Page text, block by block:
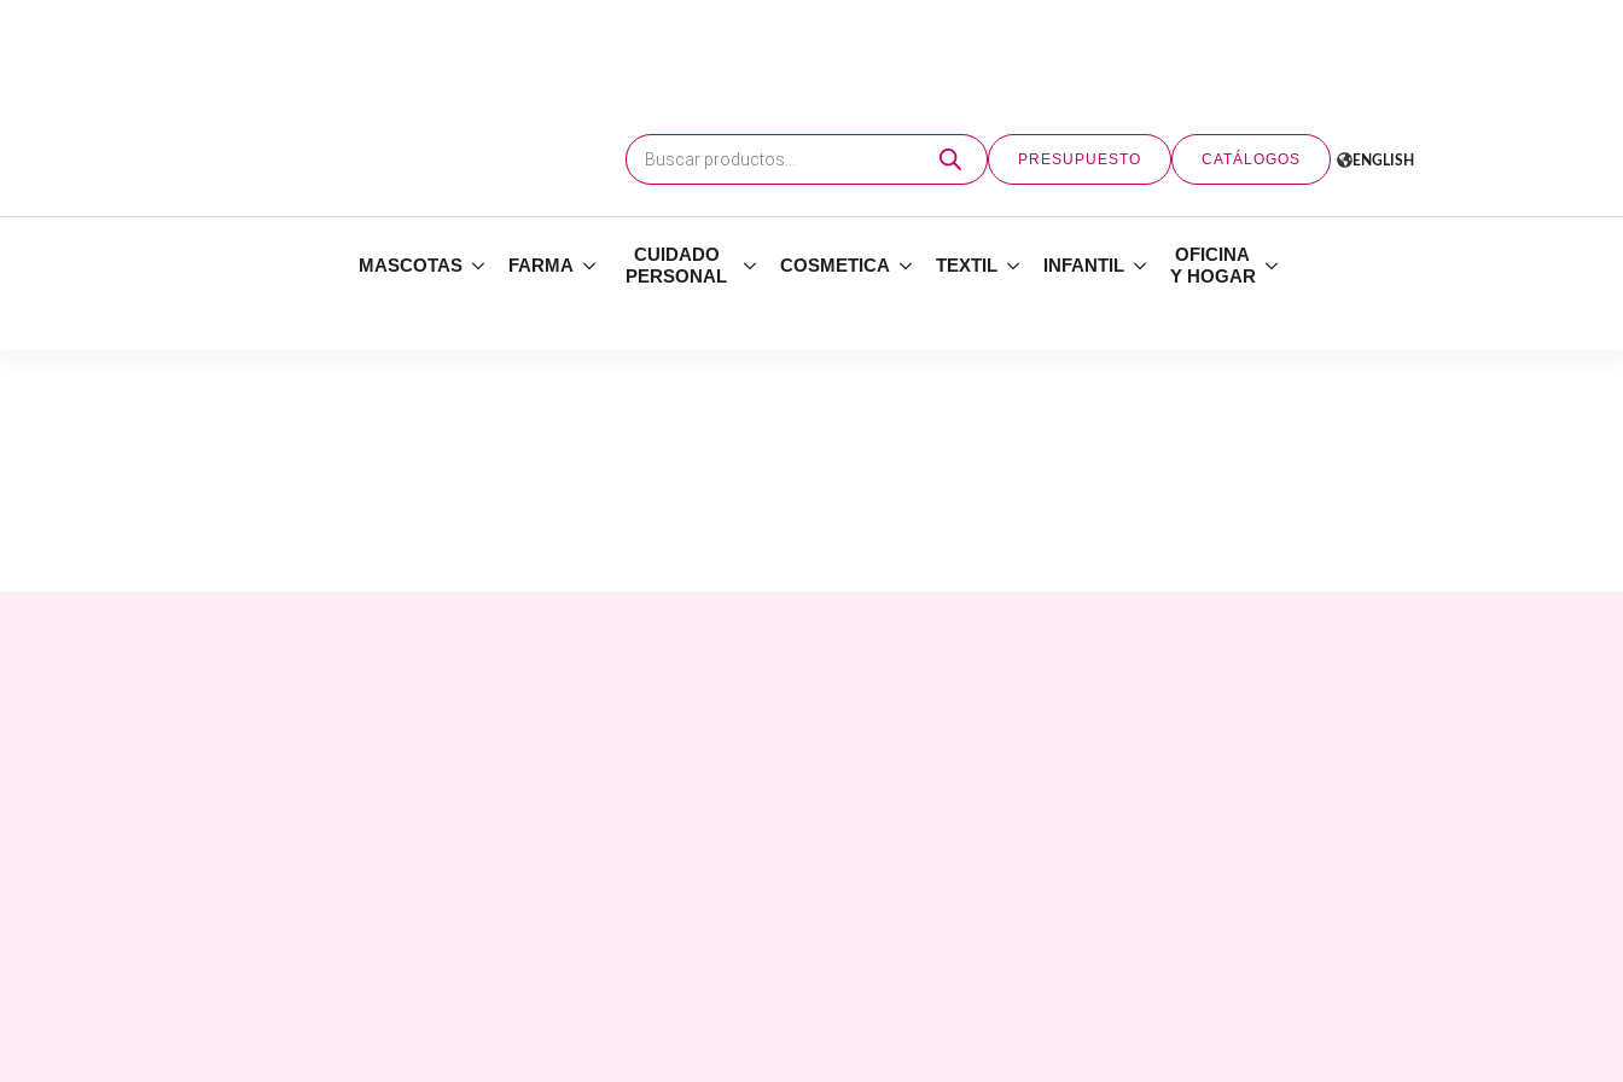
Búsqueda
de
productos
PRESUPUESTO CATÁLOGOS ENGLISH
MASCOTAS FARMA
CUIDADO
PERSONAL
COSMETICA TEXTIL INFANTIL
OFICINA
Y HOGAR